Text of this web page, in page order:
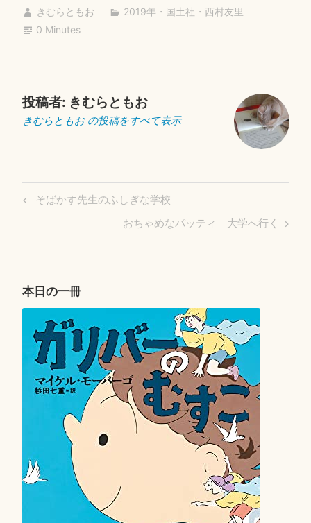
きむらともお 2019年 ・ 国土社 ・ 西村友里
0 Minutes
投稿者: きむらともお
きむらともお の投稿をすべて表示
投
ー
シ
ン
Previous
そばかす先生のふしぎな学校
Next
Post
おちゃめなパッティ 大学へ行く
本日の一冊